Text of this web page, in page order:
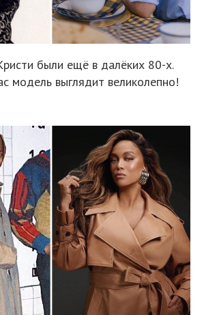
были ещё в далёких 80-х.
модель выглядит великолепно!